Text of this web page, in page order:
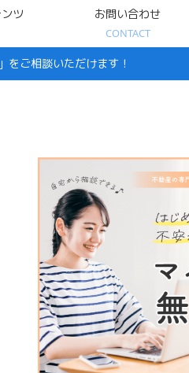
ツ お問い合わせ
CONTACT
ご相談いただけます！